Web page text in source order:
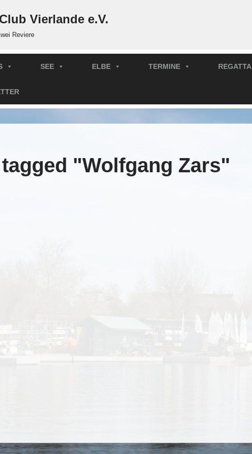
Vierlande e.V.
Reviere
SEE ELBE TERMINE REGATTA
"Wolfgang Zars"